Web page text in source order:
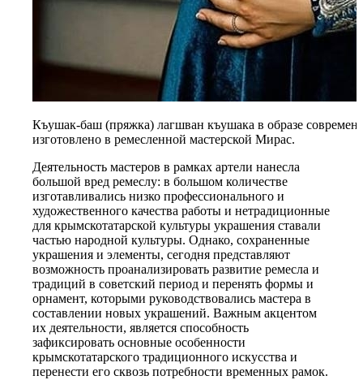
Къушак-баш (пряжка) лагшван къушака в образе
изготовлено в ремесленной мастерской Мирас.
Деятельность мастеров в рамках артели нанесла
большой вред ремеслу: в большом количестве
изготавливались низко профессионального и
художественного качества работы и нетрадиционные
для крымскотатарской культуры украшения ставали
частью народной культуры. Однако, сохраненные
украшения и элементы, сегодня представляют
возможность проанализировать развитие ремесла и
традиций в советский период и перенять формы и
орнамент, которыми руководствовались мастера в
составлении новых украшений. Важным акцентом
их деятельности, является способность
зафиксировать основные особенности
крымскотатарского традиционного искусства и
перенести его сквозь потребности временных рамок.